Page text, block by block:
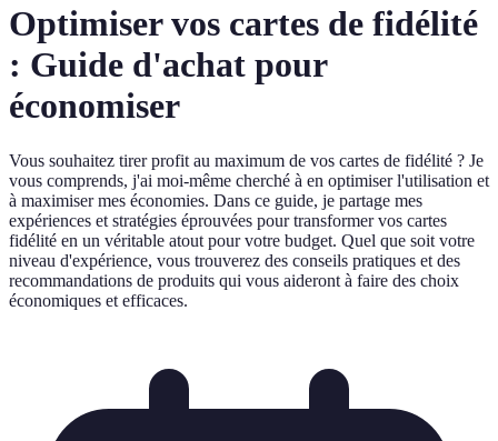
Optimiser vos cartes de fidélité
: Guide d'achat pour
économiser
Vous souhaitez tirer profit au maximum de vos cartes de fidélité ? Je
vous comprends, j'ai moi-même cherché à en optimiser l'utilisation et
à maximiser mes économies. Dans ce guide, je partage mes
expériences et stratégies éprouvées pour transformer vos cartes
fidélité en un véritable atout pour votre budget. Quel que soit votre
niveau d'expérience, vous trouverez des conseils pratiques et des
recommandations de produits qui vous aideront à faire des choix
économiques et efficaces.